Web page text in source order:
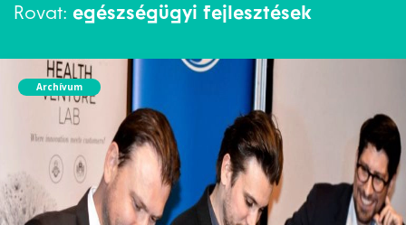
Rovat: egészségügyi fejlesztések
Archívum